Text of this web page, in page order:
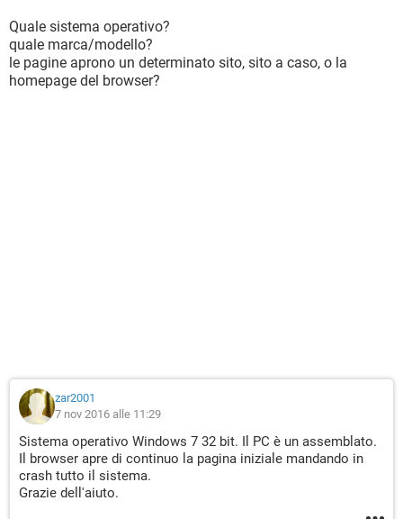
Quale sistema operativo?
quale marca/modello?
le pagine aprono un determinato sito, sito a caso, o la
homepage del browser?
zar2001
7 nov 2016 alle 11:29
Sistema operativo Windows 7 32 bit. Il PC è un assemblato.
Il browser apre di continuo la pagina iniziale mandando in
crash tutto il sistema.
Grazie dell'aiuto.